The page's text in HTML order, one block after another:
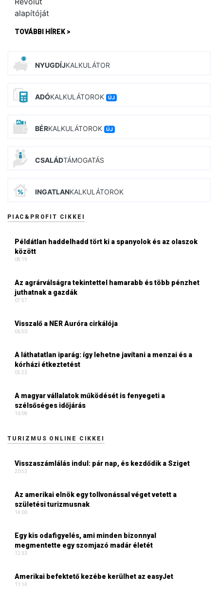
TOVÁBBI HÍREK >
NYUGDÍJKALKULÁTOR
ADÓKALKULÁTOROK ÚJ
BÉRKALKULÁTOROK ÚJ
CSALÁDTÁMOGATÁS
INGATLANKALKULÁTOROK
PIAC&PROFIT CIKKEI
Példátlan haddelhadd tört ki a spanyolok és az olaszok
között
08:19
Az agrárválságra tekintettel hamarabb és több pénzhet
juthatnak a gazdák
07:57
Visszalő a NER Auróra cirkálója
06:50
A láthatatlan iparág: így lehetne javítani a menzai és a
kórházi étkeztetést
05:23
A magyar vállalatok működését is fenyegeti a
szélsőséges időjárás
16:58
TURIZMUS ONLINE CIKKEI
Visszaszámlálás indul: pár nap, és kezdődik a Sziget
20:53
Az amerikai elnök egy tollvonással véget vetett a
születési turizmusnak
14:00
Egy kis odafigyelés, ami minden bizonnyal
megmentette egy szomjazó madár életét
12:33
Amerikai befektető kezébe kerülhet az easyJet
11:14